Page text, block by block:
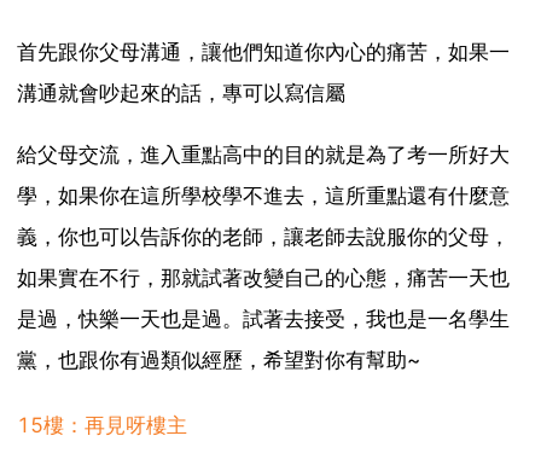
首先跟你父母溝通，讓他們知道你內心的痛苦，如果一
溝通就會吵起來的話，專可以寫信屬
給父母交流，進入重點高中的目的就是為了考一所好大
學，如果你在這所學校學不進去，這所重點還有什麼意
義，你也可以告訴你的老師，讓老師去說服你的父母，
如果實在不行，那就試著改變自己的心態，痛苦一天也
是過，快樂一天也是過。試著去接受，我也是一名學生
黨，也跟你有過類似經歷，希望對你有幫助~
15樓：再見呀樓主